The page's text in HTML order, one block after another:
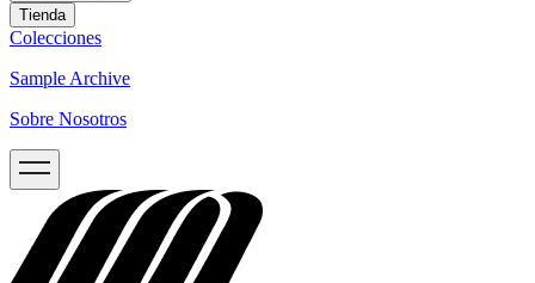
Tienda
Colecciones
Sample Archive
Sobre Nosotros